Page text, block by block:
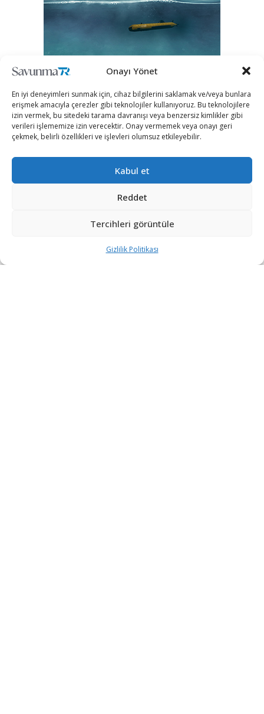
Onayı Yönet
En iyi deneyimleri sunmak için, cihaz bilgilerini saklamak ve/veya bunlara
erişmek amacıyla çerezler gibi teknolojiler kullanıyoruz. Bu teknolojilere
izin vermek, bu sitedeki tarama davranışı veya benzersiz kimlikler gibi
verileri işlememize izin verecektir. Onay vermemek veya onayı geri
çekmek, belirli özellikleri ve işlevleri olumsuz etkileyebilir.
Kabul et
Reddet
Tercihleri görüntüle
Gizlilik Politikası